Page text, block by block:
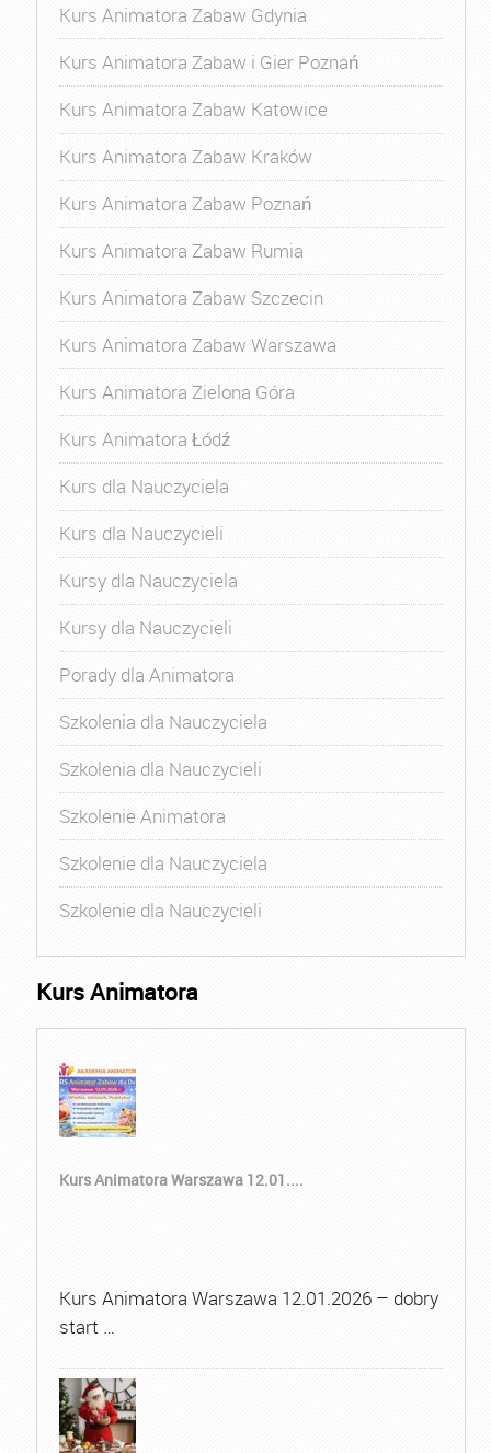
Kurs Animatora Zabaw Gdynia
Kurs Animatora Zabaw i Gier Poznań
Kurs Animatora Zabaw Katowice
Kurs Animatora Zabaw Kraków
Kurs Animatora Zabaw Poznań
Kurs Animatora Zabaw Rumia
Kurs Animatora Zabaw Szczecin
Kurs Animatora Zabaw Warszawa
Kurs Animatora Zielona Góra
Kurs Animatora Łódź
Kurs dla Nauczyciela
Kurs dla Nauczycieli
Kursy dla Nauczyciela
Kursy dla Nauczycieli
Porady dla Animatora
Szkolenia dla Nauczyciela
Szkolenia dla Nauczycieli
Szkolenie Animatora
Szkolenie dla Nauczyciela
Szkolenie dla Nauczycieli
Kurs Animatora
Kurs Animatora Warszawa 12.01....
Kurs Animatora Warszawa 12.01.2026 – dobry
start …